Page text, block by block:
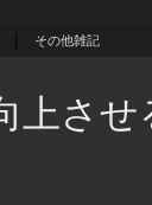
その他雑記
上させ